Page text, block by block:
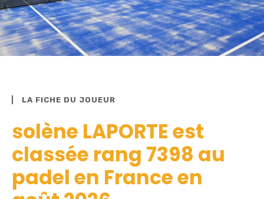
LA FICHE DU JOUEUR
solène LAPORTE est
classée rang 7398 au
padel en France en